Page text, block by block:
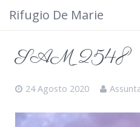
Rifugio De Marie
SAM_2548
24 Agosto 2020